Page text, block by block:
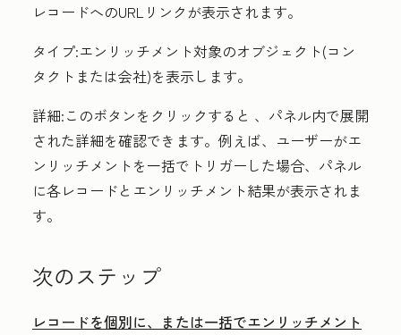
レコードへのURLリンクが表示されます。
タイプ:エンリッチメント対象のオブジェクト(コン
タクトまたは会社)を表示します。
詳細:このボタンをクリックすると 、パネル内で展開
された詳細を確認できます。例えば、ユーザーがエ
ンリッチメントを一括でトリガーした場合、パネル
に各レコードとエンリッチメント結果が表示されま
す。
次のステップ
レコードを個別に、または一括でエンリッチメント